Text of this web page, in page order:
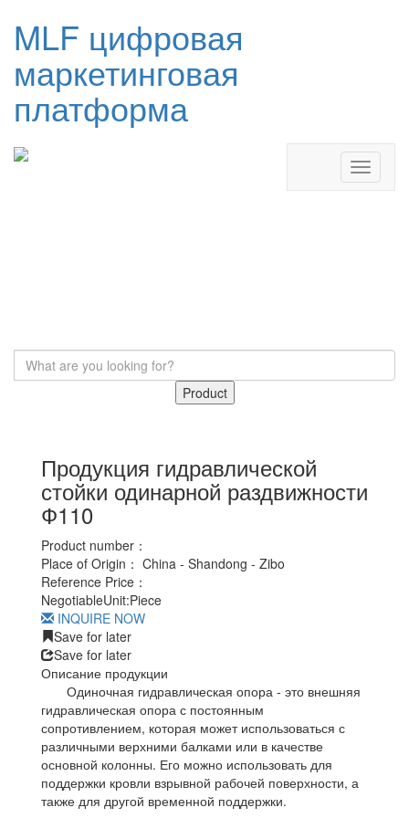
MLF цифровая
маркетинговая
платформа
Product
Продукция гидравлической
стойки одинарной раздвижности
Ф110
Product number：
Place of Origin： China - Shandong - Zibo
Reference Price：
NegotiableUnit:Piece
INQUIRE NOW
Save for later
Save for later
Описание продукции
Одиночная гидравлическая опора - это внешняя
гидравлическая опора с постоянным
сопротивлением, которая может использоваться с
различными верхними балками или в качестве
основной колонны. Его можно использовать для
поддержки кровли взрывной рабочей поверхности, а
также для другой временной поддержки.